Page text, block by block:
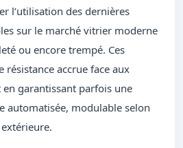
l’utilisation des dernières
sur le marché vitrier moderne
ou encore trempé. Ces
résistance accrue face aux
garantissant parfois une
automatisée, modulable selon